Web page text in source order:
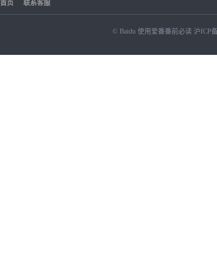
首页 联系客服
© Baidu 使用爱番番前必读 沪ICP